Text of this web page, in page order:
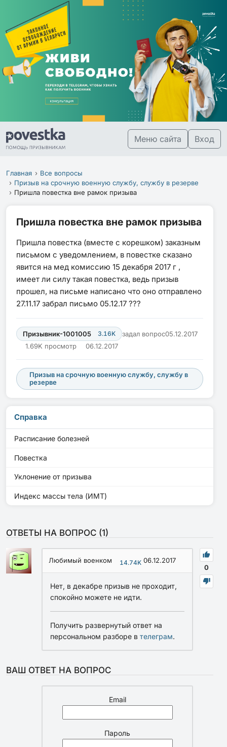
Меню сайта Вход
Главная
Все вопросы
Призыв на срочную военную службу, службу в резерве
Пришла повестка вне рамок призыва
Пришла повестка вне рамок призыва
Пришла повестка (вместе с корешком) заказным
письмом с уведомлением, в повестке сказано
явится на мед комиссию 15 декабря 2017 г ,
имеет ли силу такая повестка, ведь призыв
прошел, на письме написано что оно отправлено
27.11.17 забрал письмо 05.12.17 ???
Призывник-1001005 3.16K задал вопрос05.12.2017
1.69K просмотр
06.12.2017
Призыв на срочную военную службу, службу в
резерве
Справка
Расписание болезней
Повестка
Уклонение от призыва
Индекс массы тела (ИМТ)
ОТВЕТЫ НА ВОПРОС (1)
0
Любимый военком 14.74K 06.12.2017
Нет, в декабре призыв не проходит,
спокойно можете не идти.
Получить развернутый ответ на
персональном разборе в телеграм.
ВАШ ОТВЕТ НА ВОПРОС
Email
Пароль